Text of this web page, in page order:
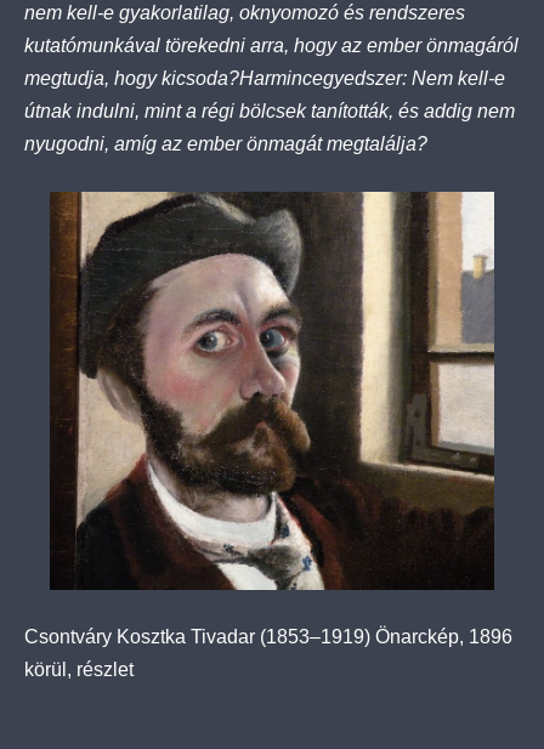
nem kell-e gyakorlatilag, oknyomozó és rendszeres
kutatómunkával törekedni arra, hogy az ember önmagáról
megtudja, hogy kicsoda?Harmincegyedszer: Nem kell-e
útnak indulni, mint a régi bölcsek tanították, és addig nem
nyugodni, amíg az ember önmagát megtalálja?
Csontváry Kosztka Tivadar (1853–1919) Önarckép, 1896
körül, részlet